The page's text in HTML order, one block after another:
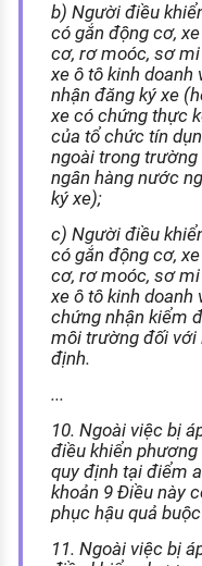
b) Người điều
có gắn động cơ,
cơ, rơ moóc, sơ
xe ô tô kinh doanh
nhận đăng ký xe
xe có chứng thực
của tổ chức tín
ngoài trong
ngân hàng nước
ký xe);
c) Người điều
có gắn động cơ,
cơ, rơ moóc, sơ
xe ô tô kinh doanh
chứng nhận kiểm
môi trường đối với
định.
...
10. Ngoài việc bị
điều khiển
quy định tại điểm
khoản 9 Điều này
phục hậu quả
11. Ngoài việc bị